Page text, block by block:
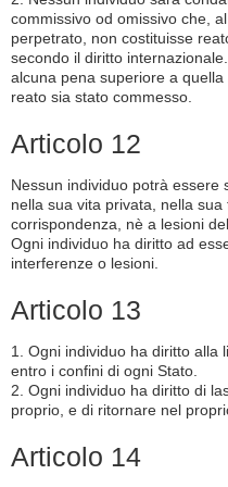
commissivo od omissivo che,
perpetrato, non costituisse
secondo il diritto
alcuna pena superiore a
reato sia stato commesso.
Articolo 12
Nessun individuo potrà
nella sua vita privata, nella
corrispondenza, nè a lesioni
Ogni individuo ha diritto ad
interferenze o lesioni.
Articolo 13
1. Ogni individuo ha diritto alla
entro i confini di ogni Stato.
2. Ogni individuo ha diritto di
proprio, e di ritornare nel
Articolo 14